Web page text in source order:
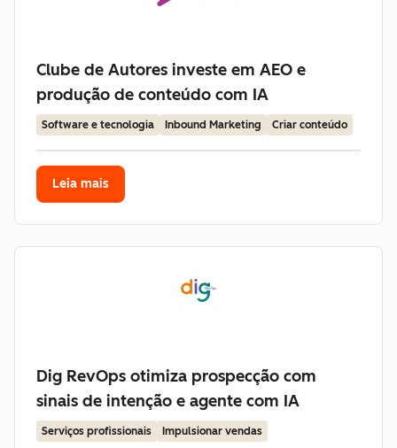
Clube de Autores investe em AEO e
produção de conteúdo com IA
Software e tecnologia Inbound Marketing Criar conteúdo
Leia mais
Dig RevOps otimiza prospecção com
sinais de intenção e agente com IA
Serviços profissionais Impulsionar vendas